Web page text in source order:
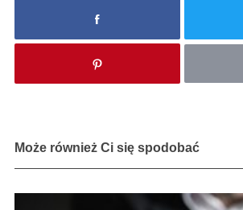
Może również Ci się spodobać